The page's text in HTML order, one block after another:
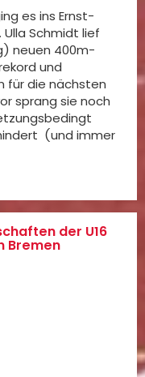
es ins Ernst-
Schmidt lief
neuen 400m-
und
für die nächsten
sprang sie noch
(und immer
der U16
Bremen